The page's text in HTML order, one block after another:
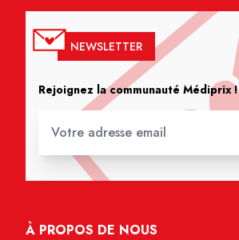
NEWSLETTER
Rejoignez la communauté Médiprix !
À PROPOS DE NOUS